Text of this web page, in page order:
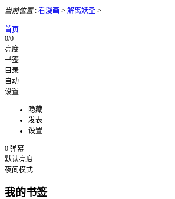
当前位置: 看漫画 > 解离妖圣 >
首页
0/0
亮度
书签
目录
自动
设置
隐藏
发表
设置
0 弹幕
默认亮度
夜间模式
我的书签